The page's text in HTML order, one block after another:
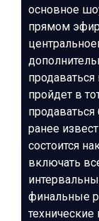
основное
прямом
пройдет в
ранее
состоится
включать
финальные